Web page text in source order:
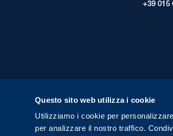
Questo sito web utilizza i cookie
Utilizziamo i cookie per
per analizzare il nostro traffico.
+39 015
© Copyright 2026 Fondazione FILA Museum - All Rights